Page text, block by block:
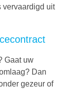
vervaardigd uit
Gaat uw
Dan
gezeur of